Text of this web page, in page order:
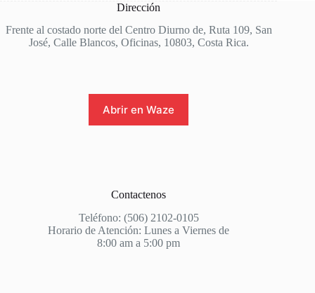
Dirección
Frente al costado norte del Centro Diurno de, Ruta 109, San
José, Calle Blancos, Oficinas, 10803, Costa Rica.
Abrir en Waze
Contactenos
Teléfono: (506) 2102-0105
Horario de Atención: Lunes a Viernes de
8:00 am a 5:00 pm